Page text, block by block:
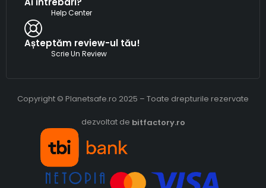
Help Center
Așteptăm review-ul tău!
Scrie Un Review
Copyright © Planetsafe.ro 2025 – Toate drepturile rezervate
dezvoltat de bitfactory.ro